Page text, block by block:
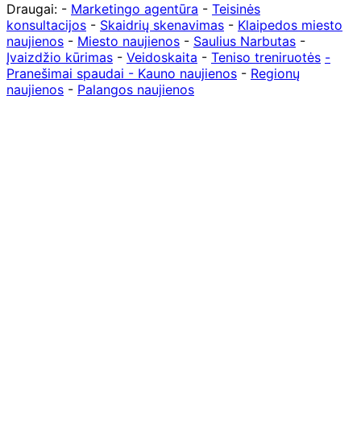
Draugai: - Marketingo agentūra - Teisinės
konsultacijos - Skaidrių skenavimas - Klaipedos miesto
naujienos - Miesto naujienos - Saulius Narbutas -
Įvaizdžio kūrimas - Veidoskaita - Teniso treniruotės -
Pranešimai spaudai - Kauno naujienos - Regionų
naujienos - Palangos naujienos